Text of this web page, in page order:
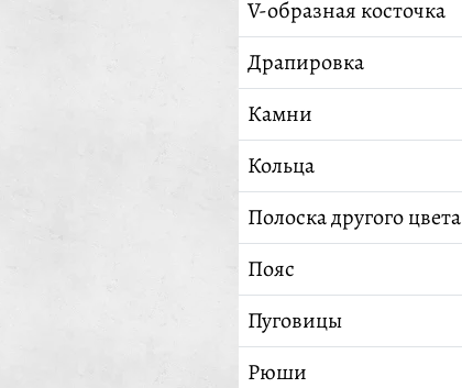
V-образная косточка
Драпировка
Камни
Кольца
Полоска другого цвета
Пояс
Пуговицы
Рюши